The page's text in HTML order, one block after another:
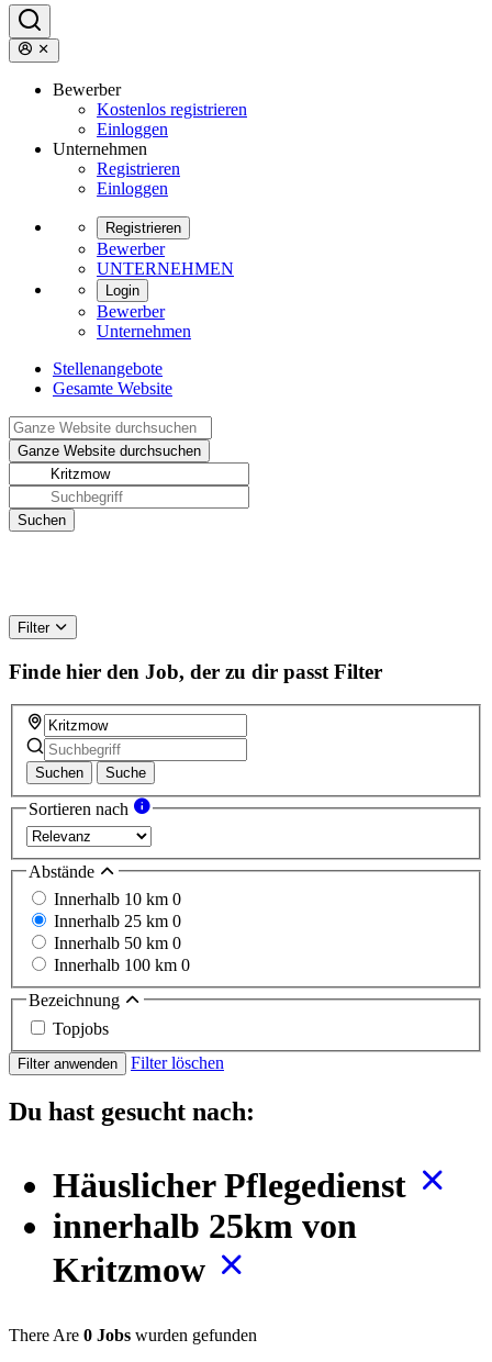
Bewerber
Kostenlos registrieren
Einloggen
Unternehmen
Registrieren
Einloggen
Registrieren
Bewerber
UNTERNEHMEN
Login
Bewerber
Unternehmen
Stellenangebote
Gesamte Website
Filter
Finde hier den Job, der zu dir passt Filter
Suchen Suche
Sortieren nach
Abstände
Innerhalb 10 km 0
Innerhalb 25 km 0
Innerhalb 50 km 0
Innerhalb 100 km 0
Bezeichnung
Topjobs
Filter anwenden Filter löschen
Du hast gesucht nach:
Häuslicher Pflegedienst
innerhalb 25km von
Kritzmow
There Are 0 Jobs wurden gefunden